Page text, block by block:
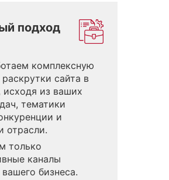
подход
комплексную
сайта в
исходя из ваших
тематики
и
отрасли.
только
каналы
бизнеса.